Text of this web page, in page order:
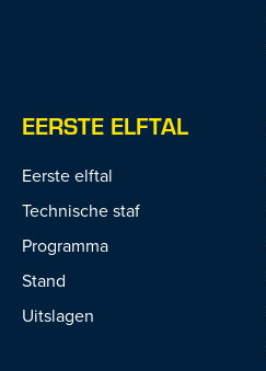
EERSTE ELFTAL
Eerste elftal
Technische staf
Programma
Stand
Uitslagen